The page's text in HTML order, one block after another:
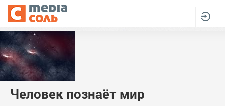
Человек познаёт мир